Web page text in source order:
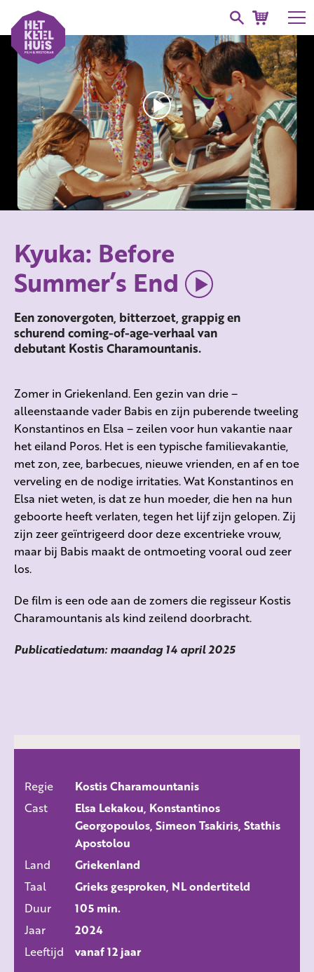
Kyuka: Before
Summer’s End
Een zonovergoten, bitterzoet, grappig en
schurend coming-of-age-verhaal van
debutant Kostis Charamountanis.
Zomer in Griekenland. Een gezin van drie –
alleenstaande vader Babis en zijn puberende tweeling
Konstantinos en Elsa – zeilen voor hun vakantie naar
het eiland Poros. Het is een typische familievakantie,
met zon, zee, barbecues, nieuwe vrienden, en af en toe
verveling en de nodige irritaties. Wat Konstantinos en
Elsa niet weten, is dat ze hun moeder, die hen na hun
geboorte heeft verlaten, tegen het lijf zijn gelopen. Zij
zijn zeer geïntrigeerd door deze excentrieke vrouw,
maar bij Babis maakt de ontmoeting vooral oud zeer
los.
De film is een ode aan de zomers die regisseur Kostis
Charamountanis als kind zeilend doorbracht.
Publicatiedatum: maandag 14 april 2025
Regie
Kostis Charamountanis
Cast
Elsa Lekakou, Konstantinos
Georgopoulos, Simeon Tsakiris, Stathis
Apostolou
Land
Griekenland
Taal
Grieks gesproken, NL ondertiteld
Duur
105 min.
Jaar
2024
Leeftijd
vanaf 12 jaar